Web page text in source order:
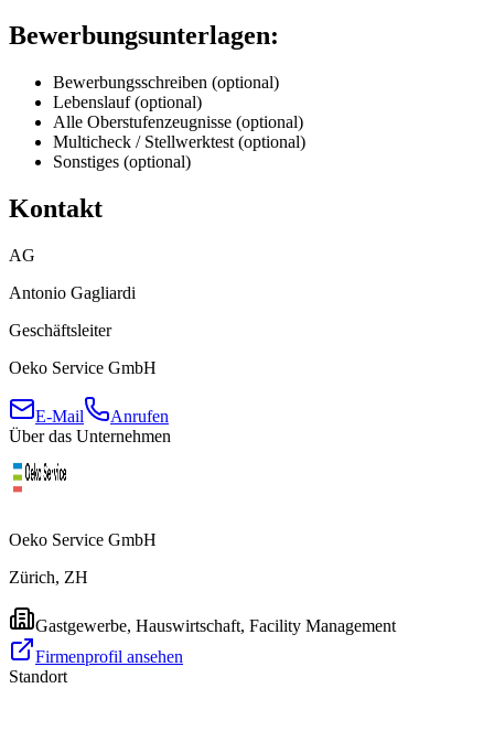
Bewerbungsunterlagen:
Bewerbungsschreiben (optional)
Lebenslauf (optional)
Alle Oberstufenzeugnisse (optional)
Multicheck / Stellwerktest (optional)
Sonstiges (optional)
Kontakt
AG
Antonio Gagliardi
Geschäftsleiter
Oeko Service GmbH
E-Mail
Anrufen
Über das Unternehmen
Oeko Service GmbH
Zürich, ZH
Gastgewerbe, Hauswirtschaft, Facility Management
Firmenprofil ansehen
Standort